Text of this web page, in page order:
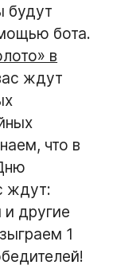
будут
бота.
в
ждут
что в
ждут:
другие
1